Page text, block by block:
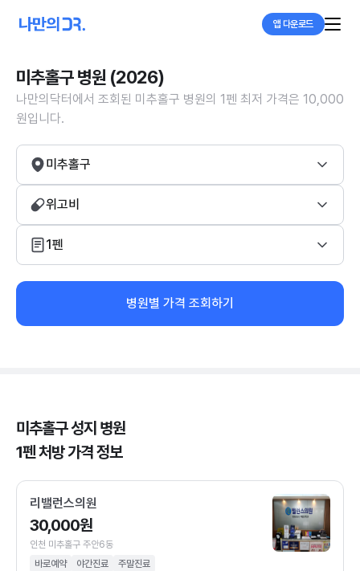
앱 다운로드
미추홀구 병원 (2026)
나만의닥터에서 조회된 미추홀구 병원의 1펜 최저 가격은 10,000
원입니다.
미추홀구
위고비
1펜
병원별 가격 조회하기
미추홀구 성지 병원
1펜 처방 가격 정보
리밸런스의원
30,000원
인천 미추홀구 주안6동
바로예약
야간진료 주말진료